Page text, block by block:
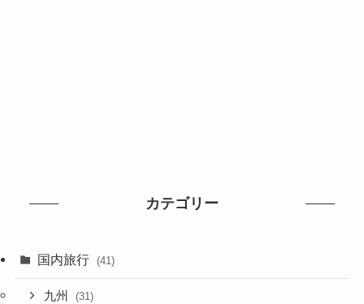
カテゴリー
国内旅行 (41)
九州 (31)